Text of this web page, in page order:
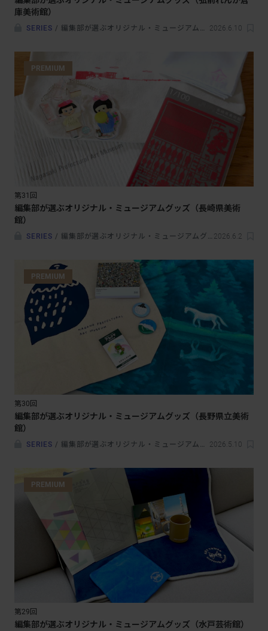
庫美術館）
SERIES / 編集部が選ぶオリジナル・ミュージアムグッズ 2026.6.10
PREMIUM
第31回
編集部が選ぶオリジナル・ミュージアムグッズ（長崎県美術
館）
SERIES / 編集部が選ぶオリジナル・ミュージアムグッズ 2026.6.2
PREMIUM
第30回
編集部が選ぶオリジナル・ミュージアムグッズ（長野県立美術
館）
SERIES / 編集部が選ぶオリジナル・ミュージアムグッズ 2026.5.10
PREMIUM
第29回
編集部が選ぶオリジナル・ミュージアムグッズ（水戸芸術館）